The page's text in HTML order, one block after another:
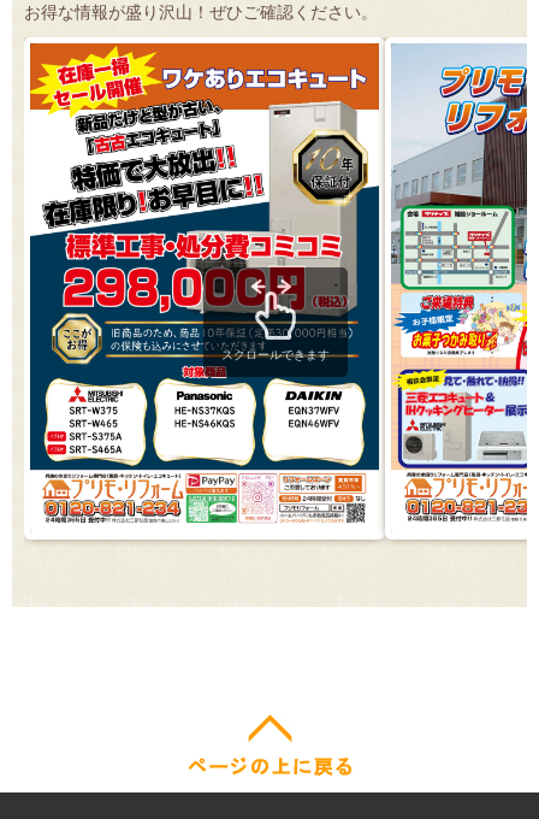
お得な情報が盛り沢山！ぜひご確認ください。
スクロールできます